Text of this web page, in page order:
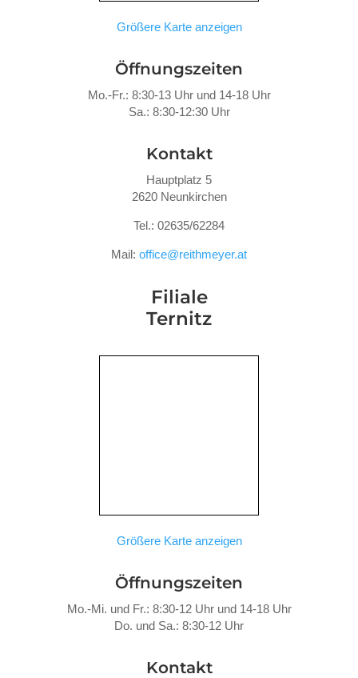
Größere Karte anzeigen
Öffnungszeiten
Mo.-Fr.: 8:30-13 Uhr und 14-18 Uhr
Sa.: 8:30-12:30 Uhr
Kontakt
Hauptplatz 5
2620 Neunkirchen
Tel.: 02635/62284
Mail: office@reithmeyer.at
Filiale
Ternitz
Größere Karte anzeigen
Öffnungszeiten
Mo.-Mi. und Fr.: 8:30-12 Uhr und 14-18 Uhr
Do. und Sa.: 8:30-12 Uhr
Kontakt